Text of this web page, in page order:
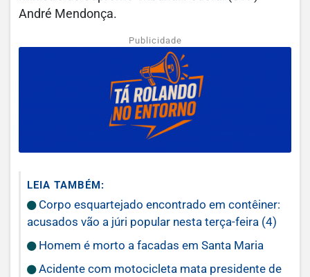
André Mendonça.
Publicidade
LEIA TAMBÉM:
Corpo esquartejado encontrado em contêiner:
acusados vão a júri popular nesta terça-feira (4)
Homem é morto a facadas em Santa Maria
Acidente com motocicleta mata presidente de